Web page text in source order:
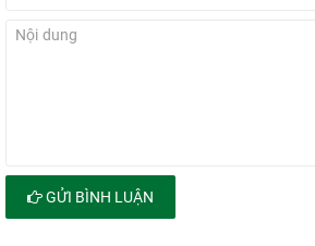
GỬI BÌNH LUẬN